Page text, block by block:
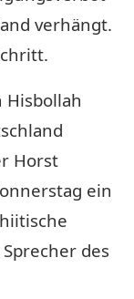
verhängt.
Hisbollah
Horst
ein
des